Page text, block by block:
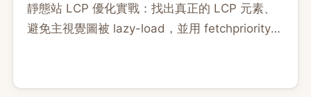
靜態站 LCP 優化實戰：找出真正的 LCP 元素、
避免主視覺圖被 lazy-load，並用 fetchpriority